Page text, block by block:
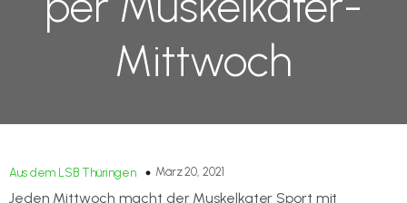
Mittwoch
Aus dem LSB Thüringen März 20, 2021
Jeden Mittwoch macht der Muskelkater Sport mit